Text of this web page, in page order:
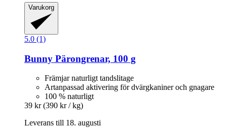
Varukorg
5.0 (1)
Bunny Pärongrenar, 100 g
Främjar naturligt tandslitage
Artanpassad aktivering för dvärgkaniner och gnagare
100 % naturligt
39 kr (390 kr / kg)
Leverans till 18. augusti